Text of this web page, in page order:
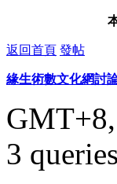
返回首頁 發帖
緣生術數文化網討
3 queries